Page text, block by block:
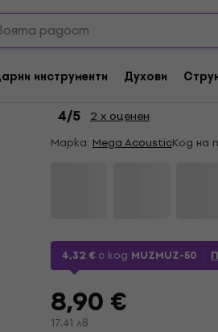
инструменти Духови
За количество отстъпка
Mega Acoustic
Абсорбиращ панел
4/5 2 x оценен
Марка: Mega AcousticКод на
4,32 € с код MUZMUZ-50
8,90 €
17,41 лв